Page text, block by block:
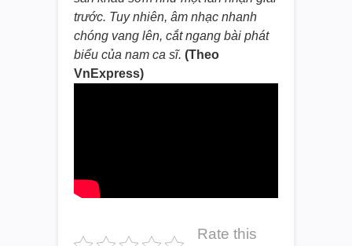
trước. Tuy nhiên, âm nhạc nhanh
chóng vang lên, cắt ngang bài phát
biểu của nam ca sĩ. (Theo
VnExpress)
Rate this